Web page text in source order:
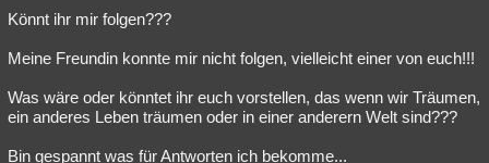
Clash
Übersichten
Besucht Teilgenommen Alle Neue Geschlossen
Könnt ihr mir folgen???
Meine Freundin konnte mir nicht folgen, vielleicht einer von euch!!!
Was wäre oder könntet ihr euch vorstellen, das wenn wir Träumen,
ein anderes Leben träumen oder in einer anderern Welt sind???
Bin gespannt was für Antworten ich bekomme...